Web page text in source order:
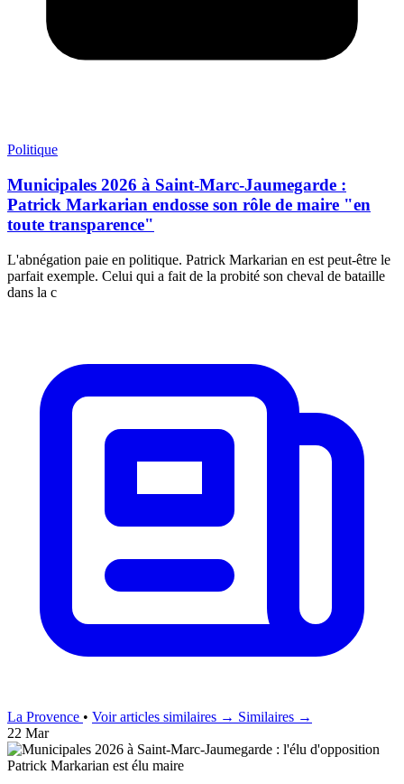
Politique
Municipales 2026 à Saint-Marc-Jaumegarde :
Patrick Markarian endosse son rôle de maire "en
toute transparence"
L'abnégation paie en politique. Patrick Markarian en est peut-être le
parfait exemple. Celui qui a fait de la probité son cheval de bataille
dans la c
La Provence • Voir articles similaires → Similaires →
22 Mar